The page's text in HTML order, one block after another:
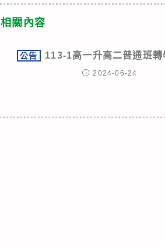
相關內容
公告 113-1高一升高二普通班轉
2024-06-24